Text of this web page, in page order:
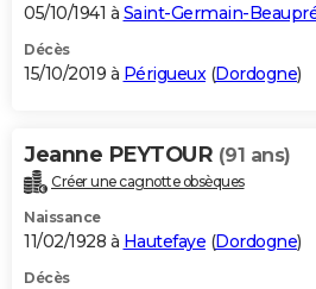
05/10/1941 à Saint-Germain-
Décès
15/10/2019 à Périgueux (Dordogne)
Jeanne PEYTOUR (91 ans)
Créer une cagnotte obsèques
Naissance
11/02/1928 à Hautefaye (Dordogne)
Décès